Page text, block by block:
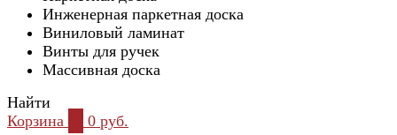
Инженерная паркетная доска
Виниловый ламинат
Винты для ручек
Массивная доска
Найти
Корзина
0 руб.